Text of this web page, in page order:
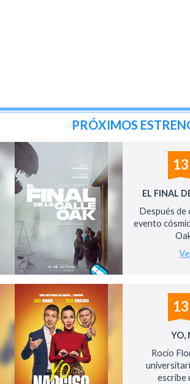
PRÓXIMOS
13
EL FINAL
Después de
evento
13
YO,
Rocío
escribe